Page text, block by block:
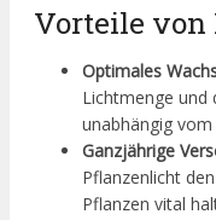
Vorteile
Optimales
Lichtmenge und
unabhängig
Ganzjährige
Pflanzenlicht
Pflanzen vital